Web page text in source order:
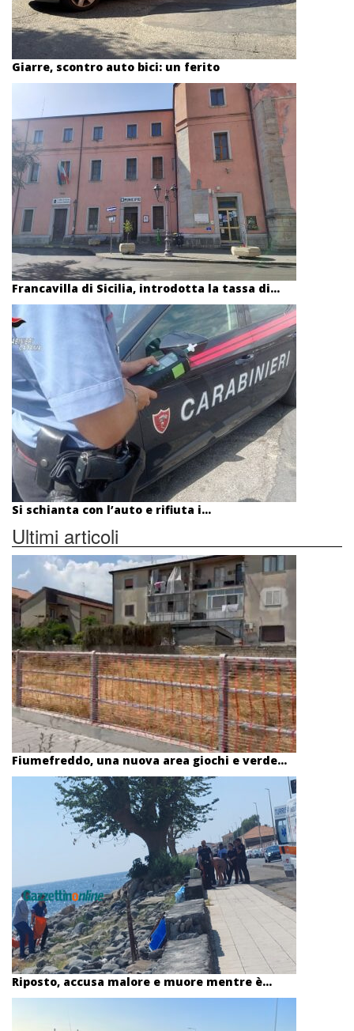
Giarre, scontro auto bici: un ferito
Francavilla di Sicilia, introdotta la tassa di...
Si schianta con l’auto e rifiuta i...
Ultimi articoli
Fiumefreddo, una nuova area giochi e verde...
Riposto, accusa malore e muore mentre è...